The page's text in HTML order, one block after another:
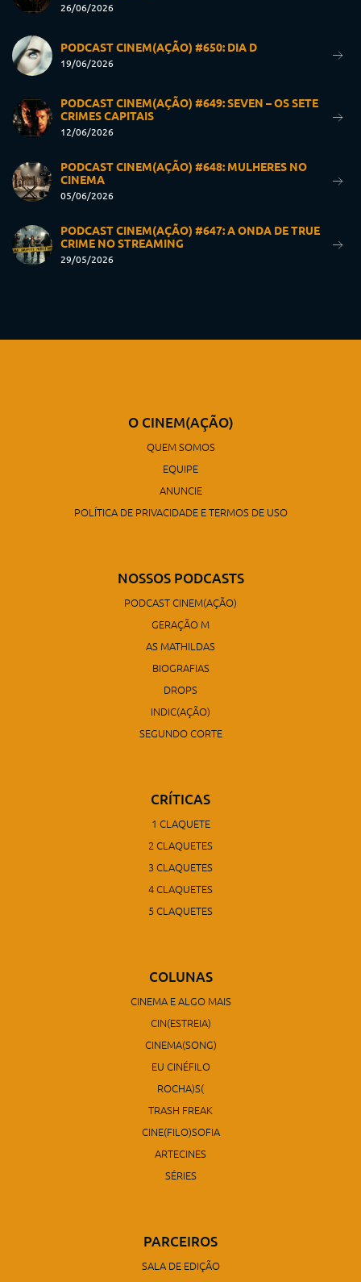
26/06/2026
PODCAST CINEM(AÇÃO) #650: DIA D
19/06/2026
PODCAST CINEM(AÇÃO) #649: SEVEN – OS SETE
CRIMES CAPITAIS
12/06/2026
PODCAST CINEM(AÇÃO) #648: MULHERES NO
CINEMA
05/06/2026
PODCAST CINEM(AÇÃO) #647: A ONDA DE TRUE
CRIME NO STREAMING
29/05/2026
O CINEM(AÇÃO)
QUEM SOMOS
EQUIPE
ANUNCIE
POLÍTICA DE PRIVACIDADE E TERMOS DE USO
NOSSOS PODCASTS
PODCAST CINEM(AÇÃO)
GERAÇÃO M
AS MATHILDAS
BIOGRAFIAS
DROPS
INDIC(AÇÃO)
SEGUNDO CORTE
CRÍTICAS
1 CLAQUETE
2 CLAQUETES
3 CLAQUETES
4 CLAQUETES
5 CLAQUETES
COLUNAS
CINEMA E ALGO MAIS
CIN(ESTREIA)
CINEMA(SONG)
EU CINÉFILO
ROCHA)S(
TRASH FREAK
CINE(FILO)SOFIA
ARTECINES
SÉRIES
PARCEIROS
SALA DE EDIÇÃO